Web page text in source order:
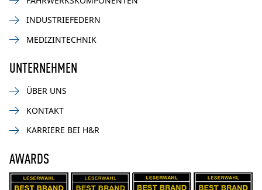
INDUSTRIEFEDERN
MEDIZINTECHNIK
UNTERNEHMEN
ÜBER UNS
KONTAKT
KARRIERE BEI H&R
AWARDS